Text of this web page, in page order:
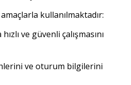
kullanılmaktadır:
ve güvenli çalışmasını
ve oturum bilgilerini